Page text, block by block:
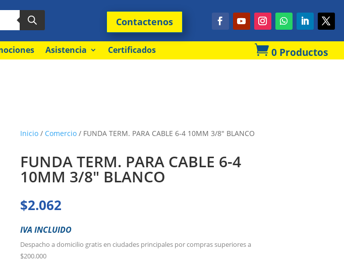
Contactenos
Asistencia Certificados  0 Productos
Inicio/ Comercio/ FUNDA TERM. PARA CABLE 6-4 10MM 3/8″ BLANCO
FUNDA TERM. PARA CABLE 6-4
10MM 3/8″ BLANCO
$2.062
IVA INCLUIDO
Despacho a domicilio gratis en ciudades principales por compras superiores a
$200.000